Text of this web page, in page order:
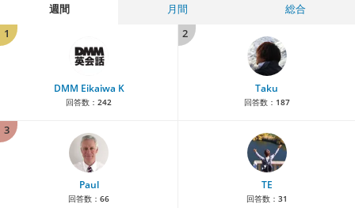
週間 月間
総合
1
DMM Eikaiwa K
回答数： 242
2
Taku
回答数： 187
3
Paul
回答数： 66
TE
回答数： 31